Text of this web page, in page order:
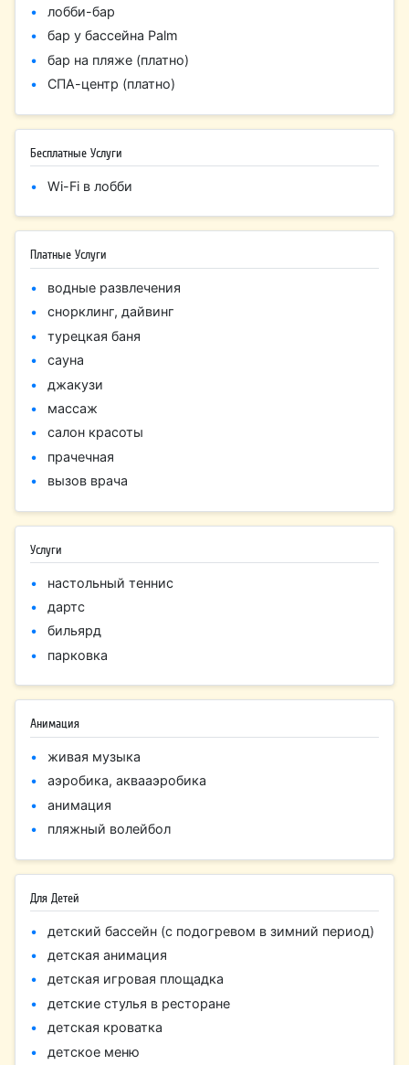
лобби-бар
бар у бассейна Palm
бар на пляже (платно)
СПА-центр (платно)
Бесплатные Услуги
Wi-Fi в лобби
Платные Услуги
водные развлечения
снорклинг, дайвинг
турецкая баня
сауна
джакузи
массаж
салон красоты
прачечная
вызов врача
Услуги
настольный теннис
дартс
бильярд
парковка
Анимация
живая музыка
аэробика, аквааэробика
анимация
пляжный волейбол
Для Детей
детский бассейн (с подогревом в зимний период)
детская анимация
детская игровая площадка
детские стулья в ресторане
детская кроватка
детское меню